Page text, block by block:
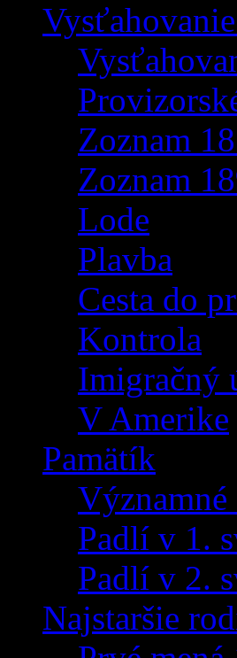
Zoznam
Zoznam
Lode
Plavba
Cesta do
Kontrola
Imigračný
V Amerike
Pamätík
Významné
Padlí v 1.
Padlí v 2.
Najstaršie